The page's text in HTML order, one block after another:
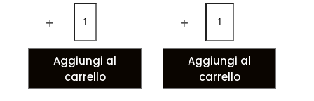
Aggiungi al
carrello
Aggiungi al
carrello